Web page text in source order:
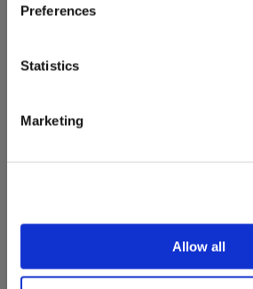
Preferences
Statistics
Marketing
Allow all